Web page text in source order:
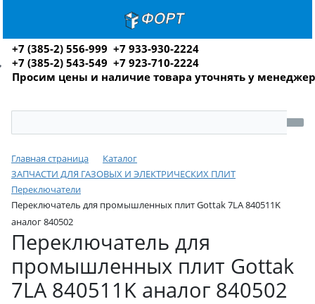
+7 (385-2) 556-999 +7 933-930-2224
+7 (385-2) 543-549 +7 923-710-2224
Просим цены и наличие товара уточнять у
Главная страница
Каталог
ЗАПЧАСТИ ДЛЯ ГАЗОВЫХ И ЭЛЕКТРИЧЕСКИХ ПЛИТ
Переключатели
Переключатель для промышленных плит Gottak 7LA 840511K
аналог 840502
Переключатель для
промышленных плит Gottak
7LA 840511K аналог 840502